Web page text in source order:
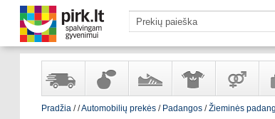
Pradžia//Automobilių prekės/ Padangos/Žieminės